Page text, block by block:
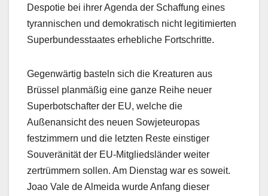
Despotie bei ihrer Agenda der Schaffung eines
tyrannischen und demokratisch nicht legitimierten
Superbundesstaates erhebliche Fortschritte.
Gegenwärtig basteln sich die Kreaturen aus
Brüssel planmäßig eine ganze Reihe neuer
Superbotschafter der EU, welche die
Außenansicht des neuen Sowjeteuropas
festzimmern und die letzten Reste einstiger
Souveränität der EU-Mitgliedsländer weiter
zertrümmern sollen. Am Dienstag war es soweit.
Joao Vale de Almeida wurde Anfang dieser